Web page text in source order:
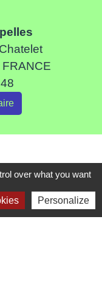
Tarentaise
Vanoise
over what you want
Personalize